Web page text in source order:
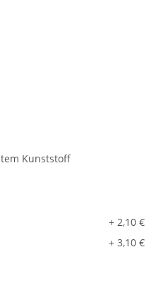
Kunststoff
+ 2,10 €
+ 3,10 €